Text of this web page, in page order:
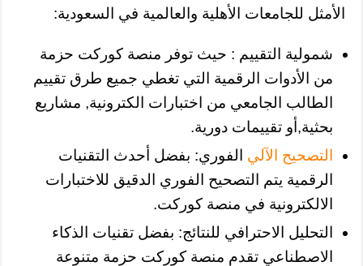
الأمثل للجامعات الأهلية والعالمية في السعودية:
شمولية التقييم : حيث توفر منصة كوركت حزمة
من الأدوات الرقمية التي تغطي جميع طرق تقييم
الطالب الجامعي من اختبارات الكترونية, مشاريع
بحثية,أو تقييمات دورية.
التصحيح الآلي الفوري: بفضل أحدث التقنيات
الرقمية يتم التصحيح الفوري الدقيق للاختبارات
الالكترونية في منصة كوركت.
التحليل الاحترافي للنتائج: بفضل تقنيات الذكاء
الاصطناعي تقدم منصة كوركت حزمة متنوعة